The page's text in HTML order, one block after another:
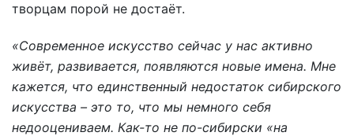
творцам порой не достаёт.
«Современное искусство сейчас у нас активно
живёт, развивается, появляются новые имена. Мне
кажется, что единственный недостаток сибирского
искусства – это то, что мы немного себя
недооцениваем. Как-то не по-сибирски «на